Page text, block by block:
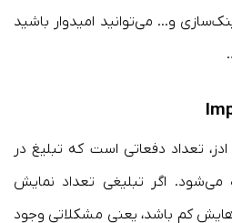
و… می‌توانید امیدوار باشید
تعداد دفعاتی است که تبلیغ در
اگر تبلیغی تعداد نمایش
کم باشد، یعنی مشکلاتی وجود